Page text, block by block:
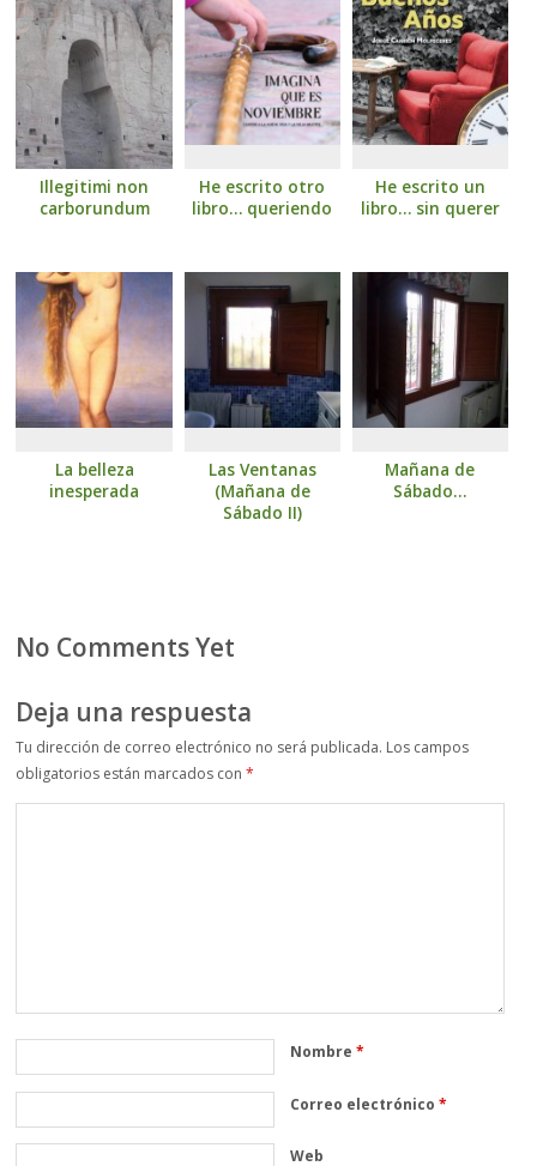
Illegitimi non
carborundum
He escrito otro
libro… queriendo
He escrito un
libro… sin querer
La belleza
inesperada
Las Ventanas
(Mañana de
Sábado II)
Mañana de
Sábado…
No Comments Yet
Deja una respuesta
Tu dirección de correo electrónico no será publicada. Los campos
obligatorios están marcados con*
Nombre*
Correo electrónico*
Web